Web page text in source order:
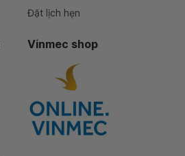
Đặt lịch hẹn
Vinmec shop